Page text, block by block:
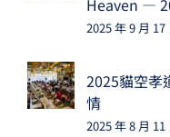
2025 年 9 月 17
2025貓空
情
2025 年 8 月 11